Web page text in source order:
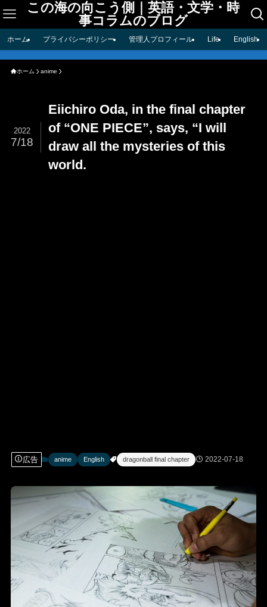
この海の向こう側｜英語・文学・時
事コラムのブログ
ホーム プライバシーポリシー 管理人プロフィール Life English
ホーム anime
Eiichiro Oda, in the final chapter
of “ONE PIECE”, says, “I will
draw all the mysteries of this
world.
2022
7/18
広告 anime English dragonball final chapter 2022-07-18